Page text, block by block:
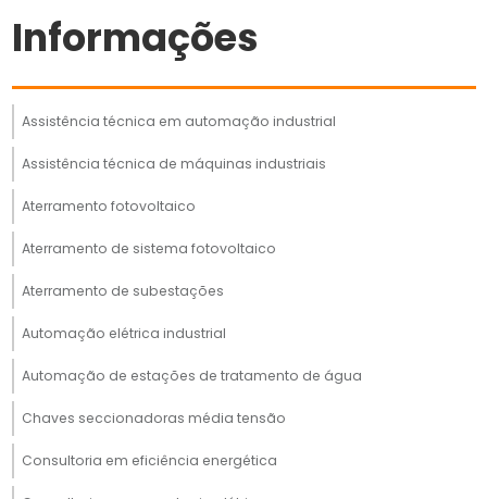
Informações
Assistência técnica em automação industrial
Assistência técnica de máquinas industriais
Aterramento fotovoltaico
Aterramento de sistema fotovoltaico
Aterramento de subestações
Automação elétrica industrial
Automação de estações de tratamento de água
Chaves seccionadoras média tensão
Consultoria em eficiência energética